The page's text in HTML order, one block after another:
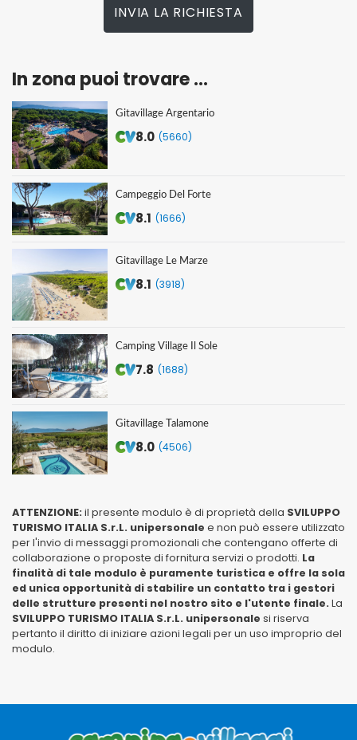
INVIA LA RICHIESTA
In zona puoi trovare ...
Gitavillage Argentario
8.0 (5660)
Campeggio Del Forte
8.1 (1666)
Gitavillage Le Marze
8.1 (3918)
Camping Village Il Sole
7.8 (1688)
Gitavillage Talamone
8.0 (4506)
ATTENZIONE: il presente modulo è di proprietà della SVILUPPO
TURISMO ITALIA S.r.L. unipersonale e non può essere utilizzato
per l'invio di messaggi promozionali che contengano offerte di
collaborazione o proposte di fornitura servizi o prodotti. La
finalità di tale modulo è puramente turistica e offre la sola
ed unica opportunità di stabilire un contatto tra i gestori
delle strutture presenti nel nostro sito e l'utente finale. La
SVILUPPO TURISMO ITALIA S.r.L. unipersonale si riserva
pertanto il diritto di iniziare azioni legali per un uso improprio del
modulo.